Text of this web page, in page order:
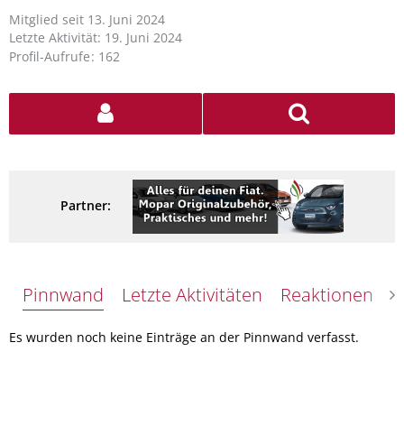
Mitglied seit 13. Juni 2024
Letzte Aktivität: 19. Juni 2024
Profil-Aufrufe 162
Partner:
Pinnwand Letzte Aktivitäten Reaktionen
Es wurden noch keine Einträge an der Pinnwand verfasst.